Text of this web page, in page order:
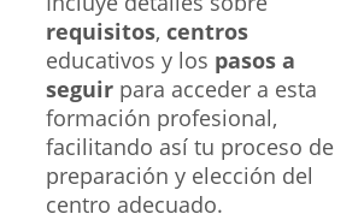
requisitos, centros
educativos y los pasos a
seguir para acceder a esta
formación profesional,
facilitando así tu proceso de
preparación y elección del
centro adecuado.